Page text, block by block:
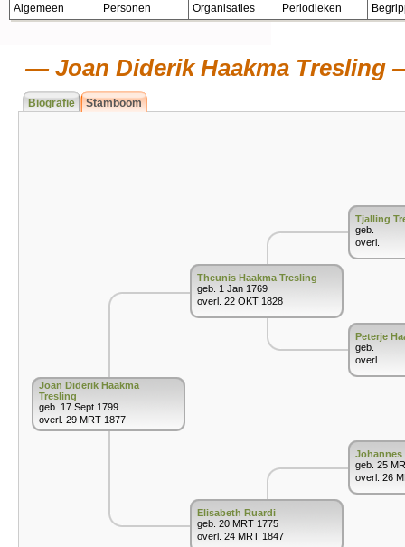
Algemeen Personen Organisaties Periodieken
Joan Diderik Haakma Tresling
Biografie Stamboom
Joan Diderik Haakma
Tresling
geb. 17 Sept 1799
overl. 29 MRT 1877
Theunis Haakma Tresling
geb. 1 Jan 1769
overl. 22 OKT 1828
Elisabeth Ruardi
geb. 20 MRT 1775
overl. 24 MRT 1847
Tjalling
geb.
overl.
Peterje
geb.
overl.
Johannes
geb. 25
overl. 26